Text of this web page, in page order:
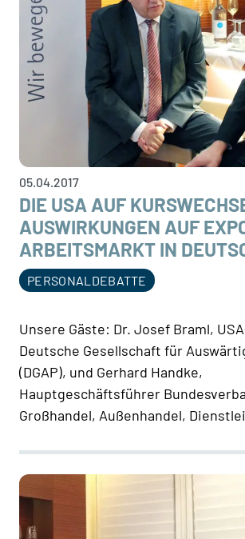
05.04.2017
DIE USA AUF
AUSWIRKUNGEN AUF
ARBEITSMARKT IN
PERSONALDEBATTE
Unsere Gäste: Dr. Josef Braml,
Deutsche Gesellschaft für
(DGAP), und Gerhard Handke,
Hauptgeschäftsführer
Großhandel, Außenhandel,